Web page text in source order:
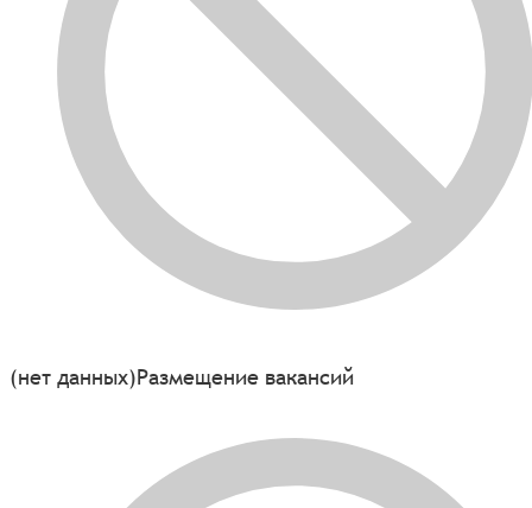
(нет данных)Размещение вакансий